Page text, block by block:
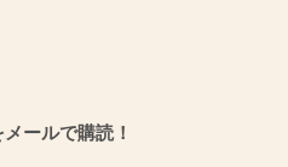
ールで購読！